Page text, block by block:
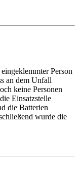
Person
an dem Unfall
keine Personen
Einsatzstelle
die Batterien
wurde die